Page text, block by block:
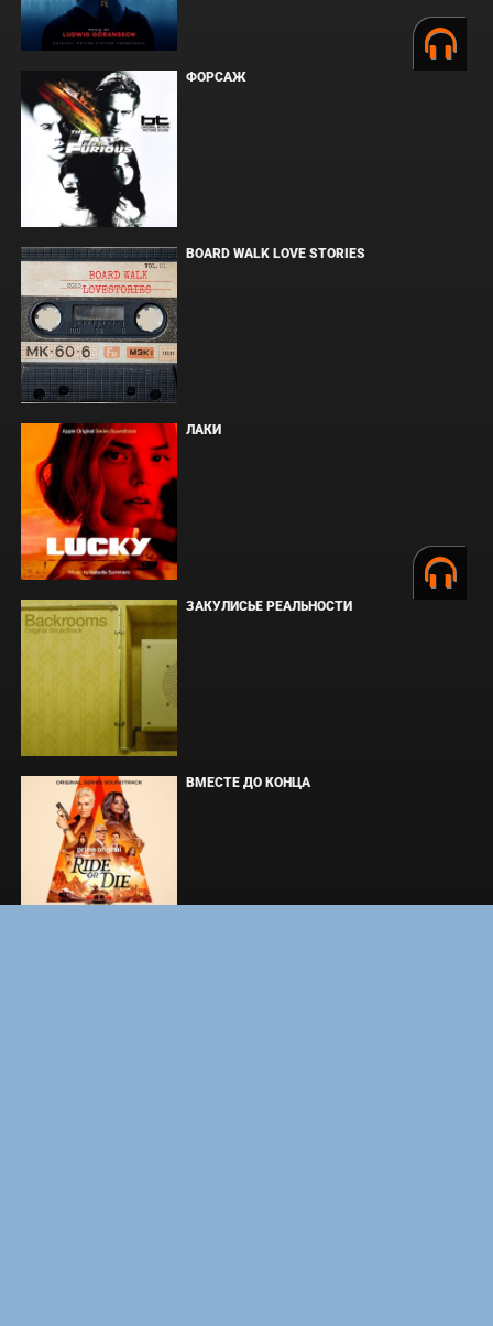
ФОРСАЖ
BOARD WALK LOVE STORIES
ЛАКИ
ЗАКУЛИСЬЕ РЕАЛЬНОСТИ
ВМЕСТЕ ДО КОНЦА